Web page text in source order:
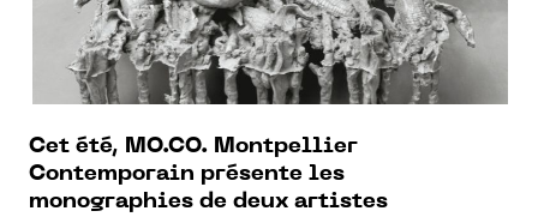
Cet été, MO.CO. Montpellier
Contemporain présente les
monographies de deux artistes